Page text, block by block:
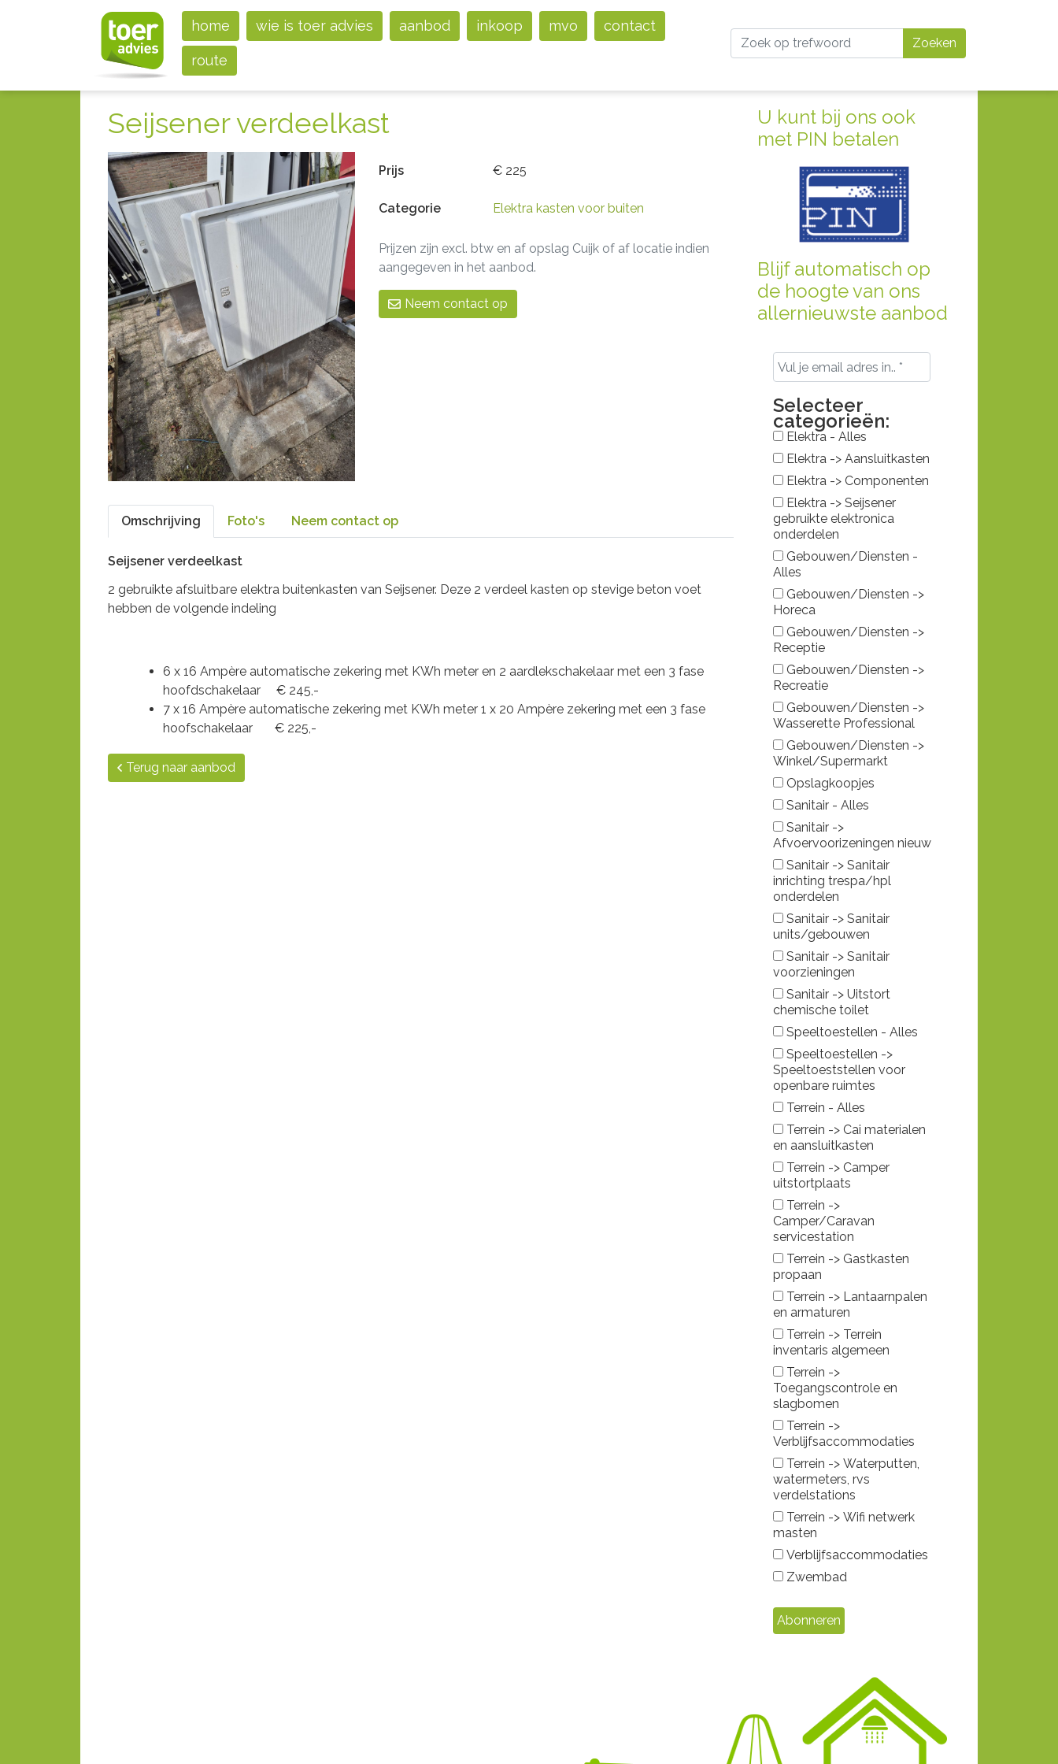
home wie is toer advies aanbod inkoop mvo contact
route
Zoeken
Seijsener verdeelkast
Prijs € 225
Categorie Elektra kasten voor buiten
Prijzen zijn excl. btw en af opslag Cuijk of af locatie indien
aangegeven in het aanbod.
Neem contact op
Omschrijving Foto's Neem contact op
Seijsener verdeelkast
2 gebruikte afsluitbare elektra buitenkasten van Seijsener. Deze 2 verdeel kasten op stevige beton voet
hebben de volgende indeling
6 x 16 Ampère automatische zekering met KWh meter en 2 aardlekschakelaar met een 3 fase
hoofdschakelaar € 245,-
7 x 16 Ampère automatische zekering met KWh meter 1 x 20 Ampère zekering met een 3 fase
hoofschakelaar € 225,-
Terug naar aanbod
U kunt bij ons ook
met PIN betalen
Blijf automatisch op
de hoogte van ons
allernieuwste aanbod
Selecteer
categorieën:
Elektra - Alles
Elektra -> Aansluitkasten
Elektra -> Componenten
Elektra -> Seijsener
gebruikte elektronica
onderdelen
Gebouwen/Diensten -
Alles
Gebouwen/Diensten ->
Horeca
Gebouwen/Diensten ->
Receptie
Gebouwen/Diensten ->
Recreatie
Gebouwen/Diensten ->
Wasserette Professional
Gebouwen/Diensten ->
Winkel/Supermarkt
Opslagkoopjes
Sanitair - Alles
Sanitair ->
Afvoervoorizeningen nieuw
Sanitair -> Sanitair
inrichting trespa/hpl
onderdelen
Sanitair -> Sanitair
units/gebouwen
Sanitair -> Sanitair
voorzieningen
Sanitair -> Uitstort
chemische toilet
Speeltoestellen - Alles
Speeltoestellen ->
Speeltoeststellen voor
openbare ruimtes
Terrein - Alles
Terrein -> Cai materialen
en aansluitkasten
Terrein -> Camper
uitstortplaats
Terrein ->
Camper/Caravan
servicestation
Terrein -> Gastkasten
propaan
Terrein -> Lantaarnpalen
en armaturen
Terrein -> Terrein
inventaris algemeen
Terrein ->
Toegangscontrole en
slagbomen
Terrein ->
Verblijfsaccommodaties
Terrein -> Waterputten,
watermeters, rvs
verdelstations
Terrein -> Wifi netwerk
masten
Verblijfsaccommodaties
Zwembad